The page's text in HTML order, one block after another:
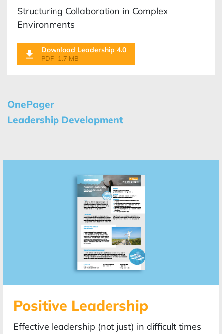
Structuring Collaboration in Complex
Environments
Download Leadership 4.0
PDF | 1.7 MB
OnePager
Leadership Development
Positive Leadership
Effective leadership (not just) in difficult times